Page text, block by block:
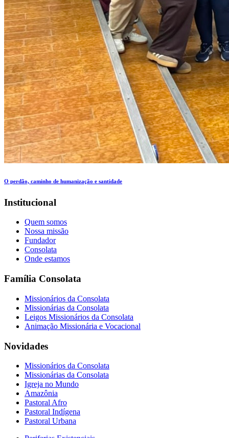
O perdão, caminho de humanização e santidade
Institucional
Quem somos
Nossa missão
Fundador
Consolata
Onde estamos
Família Consolata
Missionários da Consolata
Missionárias da Consolata
Leigos Missionários da Consolata
Animação Missionária e Vocacional
Novidades
Missionários da Consolata
Missionárias da Consolata
Igreja no Mundo
Amazônia
Pastoral Afro
Pastoral Indígena
Pastoral Urbana